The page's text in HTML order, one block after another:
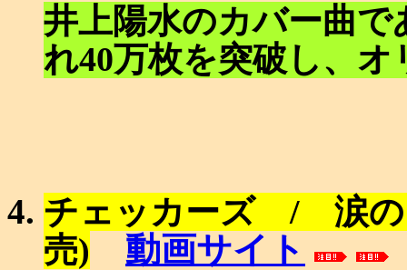
井上陽水のカバー曲
れ40万枚を突破し、オ
チェッカーズ / 涙
売)
動画サイト